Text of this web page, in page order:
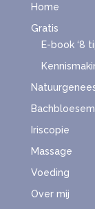
Home
Gratis
E-book ‘8
Iriscopie
Massage
Voeding
Over mij